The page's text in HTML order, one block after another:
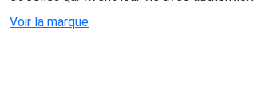
Voir la marque